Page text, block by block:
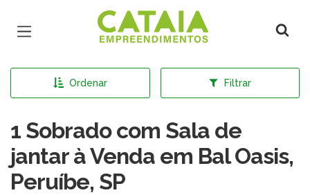
Página inicial
Ordenar Filtrar
1 Sobrado com Sala de
jantar à Venda em Bal Oasis,
Peruíbe, SP